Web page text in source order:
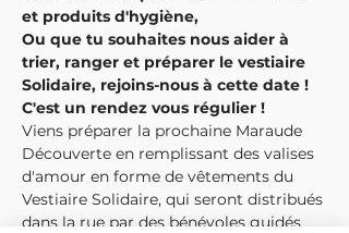
et produits d'hygiène,
Ou que tu souhaites nous aider à
trier, ranger et préparer le vestiaire
Solidaire, rejoins-nous à cette date !
C'est un rendez vous régulier !
Viens préparer la prochaine Maraude
Découverte en remplissant des valises
d'amour en forme de vêtements du
Vestiaire Solidaire, qui seront distribués
dans la rue par des bénévoles guidés